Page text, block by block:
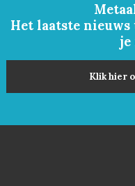
Het laatste
je
Klik hier